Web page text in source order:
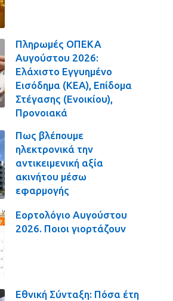
Πληρωμές ΟΠΕΚΑ
Αυγούστου 2026:
Ελάχιστο Εγγυημένο
Εισόδημα (ΚΕΑ), Επίδομα
Στέγασης (Ενοικίου),
Προνοιακά
Πως βλέπουμε
ηλεκτρονικά την
αντικειμενική αξία
ακινήτου μέσω
εφαρμογής
Εορτολόγιο Αυγούστου
2026. Ποιοι γιορτάζουν
Εθνική Σύνταξη: Πόσα έτη